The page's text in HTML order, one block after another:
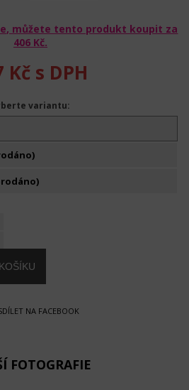
můžete tento produkt koupit za
406 Kč.
Kč s DPH
variantu:
NA FACEBOOK
FOTOGRAFIE